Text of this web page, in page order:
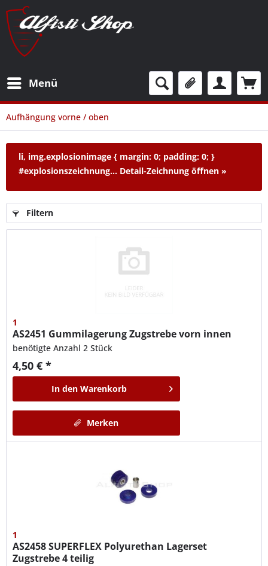
Menü
Aufhängung vorne / oben
li, img.explosionimage { margin: 0; padding: 0; }
#explosionszeichnung... Detail-Zeichnung öffnen »
Filtern
1
AS2451 Gummilagerung Zugstrebe vorn innen
benötigte Anzahl 2 Stück
4,50 € *
In den Warenkorb
Merken
1
AS2458SUPERFLEX Polyurethan Lagerset
Zugstrebe 4 teilig